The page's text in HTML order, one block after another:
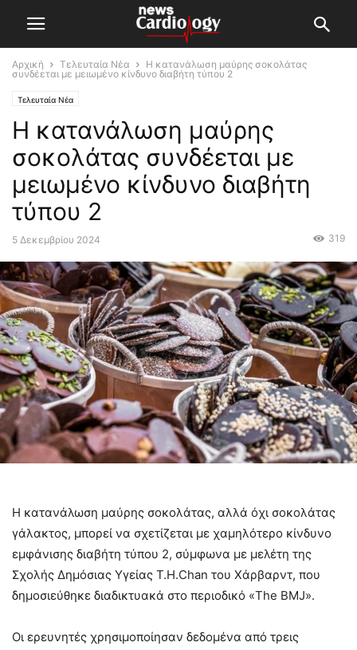
Αρχική Τελευταία Νέα
Η κατανάλωση μαύρης σοκολάτας
συνδέεται με μειωμένο κίνδυνο διαβήτη τύπου 2
Τελευταία Νέα
Η κατανάλωση μαύρης
σοκολάτας συνδέεται με
μειωμένο κίνδυνο διαβήτη
τύπου 2
5 Δεκεμβρίου 2024 319
Η κατανάλωση μαύρης σοκολάτας, αλλά όχι σοκολάτας
γάλακτος, μπορεί να σχετίζεται με χαμηλότερο κίνδυνο
εμφάνισης διαβήτη τύπου 2, σύμφωνα με μελέτη της
Σχολής Δημόσιας Υγείας T.H.Chan του Χάρβαρντ, που
δημοσιεύθηκε διαδικτυακά στο περιοδικό «The BMJ».
Οι ερευνητές χρησιμοποίησαν δεδομένα από τρεις